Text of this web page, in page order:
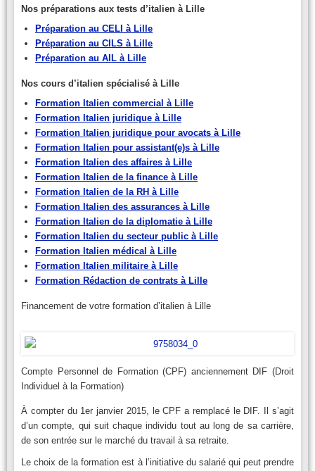
Nos préparations aux tests d’italien à Lille
Préparation au CELI à Lille
Préparation au CILS à Lille
Préparation au AIL à Lille
Nos cours d’italien spécialisé à Lille
Formation Italien commercial à Lille
Formation Italien juridique à Lille
Formation Italien juridique pour avocats à Lille
Formation Italien pour assistant(e)s à Lille
Formation Italien des affaires à Lille
Formation Italien de la finance à Lille
Formation Italien de la RH à Lille
Formation Italien des assurances à Lille
Formation Italien de la diplomatie à Lille
Formation Italien du secteur public à Lille
Formation Italien médical à Lille
Formation Italien militaire à Lille
Formation Rédaction de contrats à Lille
Financement de votre formation d’italien à Lille
Compte Personnel de Formation (CPF) anciennement DIF (Droit
Individuel à la Formation)
À compter du 1er janvier 2015, le CPF a remplacé le DIF. Il s’agit
d’un compte, qui suit chaque individu tout au long de sa carrière,
de son entrée sur le marché du travail à sa retraite.
Le choix de la formation est à l’initiative du salarié qui peut prendre